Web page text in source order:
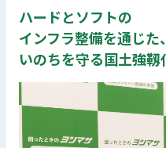
ハードとソフトの
インフラ整備を通じた、
いのちを守る国土強靱